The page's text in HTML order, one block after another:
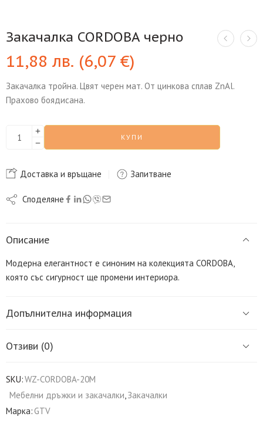
Закачалка CORDOBA черно
11,88лв. (6,07€)
Закачалка тройна. Цвят черен мат. От цинкова сплав ZnAl.
Прахово боядисана.
КУПИ
Доставка и връщане Запитване
Споделяне
Описание
Модерна елегантност е синоним на колекцията CORDOBA,
която със сигурност ще промени интериора.
Допълнителна информация
Отзиви (0)
SKU:WZ-CORDOBA-20M
Мебелни дръжки и закачалки,Закачалки
Марка:GTV